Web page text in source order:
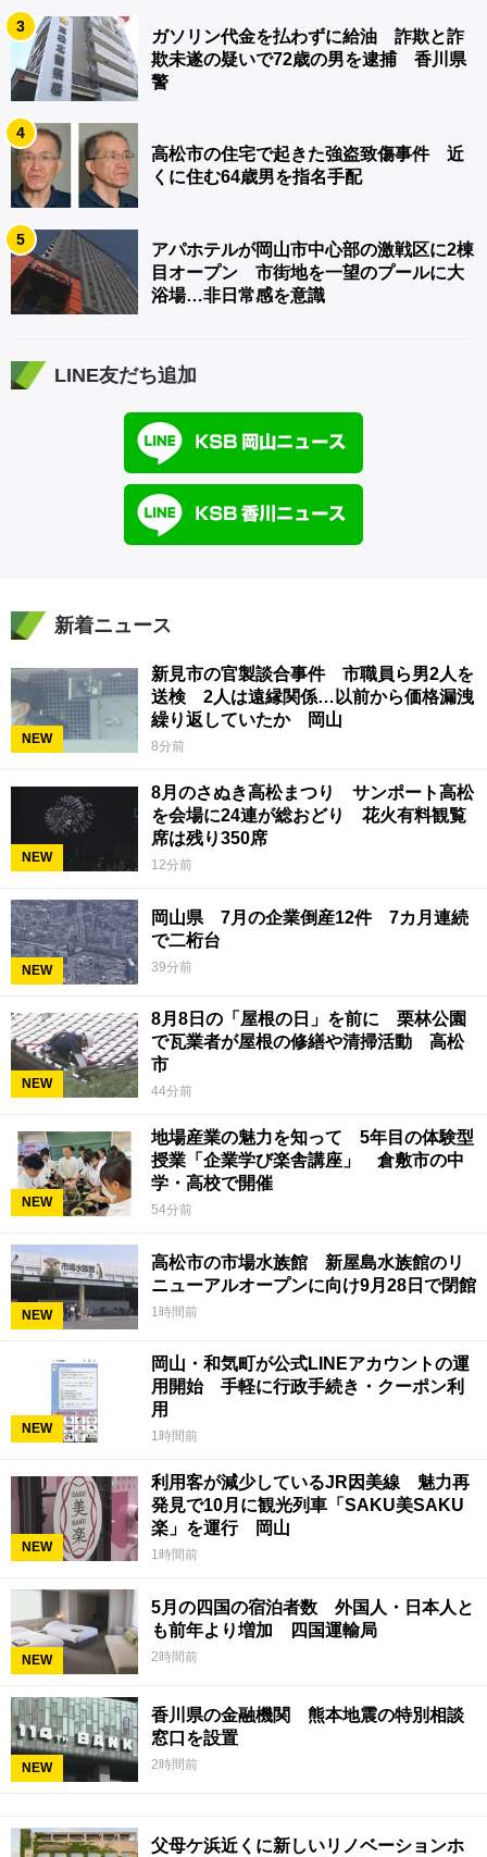
3
ガソリン代金を払わずに給油 詐欺と詐
欺未遂の疑いで72歳の男を逮捕 香川県
警
4
高松市の住宅で起きた強盗致傷事件 近
くに住む64歳男を指名手配
5
アパホテルが岡山市中心部の激戦区に2棟
目オープン 市街地を一望のプールに大
浴場…非日常感を意識
LINE友だち追加
新着ニュース
NEW
新見市の官製談合事件 市職員ら男2人を
送検 2人は遠縁関係…以前から価格漏洩
繰り返していたか 岡山
8分前
NEW
8月のさぬき高松まつり サンポート高松
を会場に24連が総おどり 花火有料観覧
席は残り350席
12分前
NEW
岡山県 7月の企業倒産12件 7カ月連続
で二桁台
39分前
NEW
8月8日の「屋根の日」を前に 栗林公園
で瓦業者が屋根の修繕や清掃活動 高松
市
44分前
NEW
地場産業の魅力を知って 5年目の体験型
授業「企業学び楽舎講座」 倉敷市の中
学・高校で開催
54分前
NEW
高松市の市場水族館 新屋島水族館のリ
ニューアルオープンに向け9月28日で閉館
1時間前
NEW
岡山・和気町が公式LINEアカウントの運
用開始 手軽に行政手続き・クーポン利
用
1時間前
NEW
利用客が減少しているJR因美線 魅力再
発見で10月に観光列車「SAKU美SAKU
楽」を運行 岡山
1時間前
NEW
5月の四国の宿泊者数 外国人・日本人と
も前年より増加 四国運輸局
2時間前
NEW
香川県の金融機関 熊本地震の特別相談
窓口を設置
2時間前
父母ケ浜近くに新しいリノベーションホ